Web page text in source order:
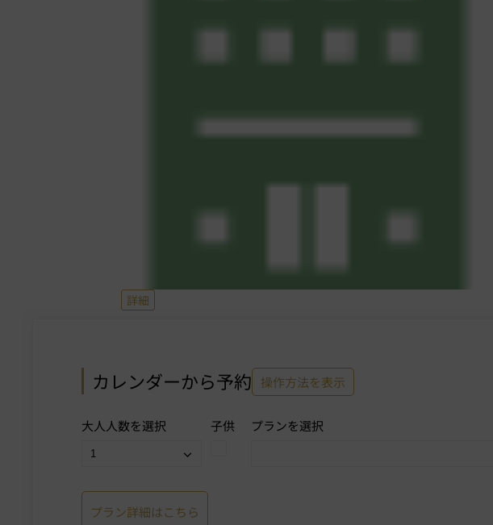
詳細
カレンダーから予約 操作方法を表示
大人人数を選択 子供 プランを選択
プラン詳細はこちら